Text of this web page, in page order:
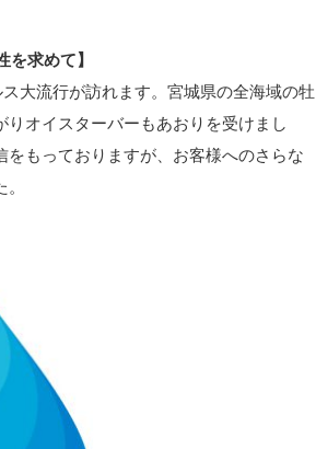
求めて】
大流行が訪れます。宮城県の全海域の牡
オイスターバーもあおりを受けまし
もっておりますが、お客様へのさらな